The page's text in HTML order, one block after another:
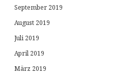
September 2019
August 2019
Juli 2019
April 2019
März 2019